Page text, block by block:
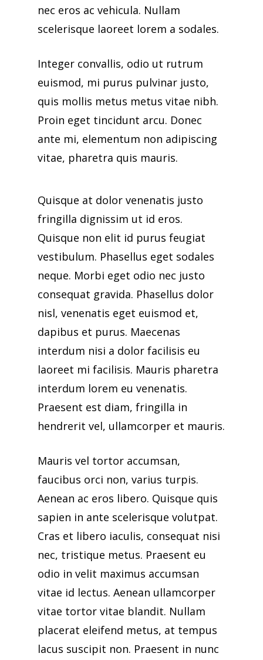
nec eros ac vehicula. Nullam
scelerisque laoreet lorem a sodales.
Integer convallis, odio ut rutrum
euismod, mi purus pulvinar justo,
quis mollis metus metus vitae nibh.
Proin eget tincidunt arcu. Donec
ante mi, elementum non adipiscing
vitae, pharetra quis mauris.
Quisque at dolor venenatis justo
fringilla dignissim ut id eros.
Quisque non elit id purus feugiat
vestibulum. Phasellus eget sodales
neque. Morbi eget odio nec justo
consequat gravida. Phasellus dolor
nisl, venenatis eget euismod et,
dapibus et purus. Maecenas
interdum nisi a dolor facilisis eu
laoreet mi facilisis. Mauris pharetra
interdum lorem eu venenatis.
Praesent est diam, fringilla in
hendrerit vel, ullamcorper et mauris.
Mauris vel tortor accumsan,
faucibus orci non, varius turpis.
Aenean ac eros libero. Quisque quis
sapien in ante scelerisque volutpat.
Cras et libero iaculis, consequat nisi
nec, tristique metus. Praesent eu
odio in velit maximus accumsan
vitae id lectus. Aenean ullamcorper
vitae tortor vitae blandit. Nullam
placerat eleifend metus, at tempus
lacus suscipit non. Praesent in nunc